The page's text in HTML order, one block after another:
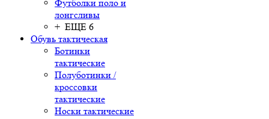
Футболки поло и
лонгсливы
+ ЕЩЕ 6
Обувь тактическая
Ботинки
тактические
Полуботинки /
кроссовки
тактические
Носки тактические